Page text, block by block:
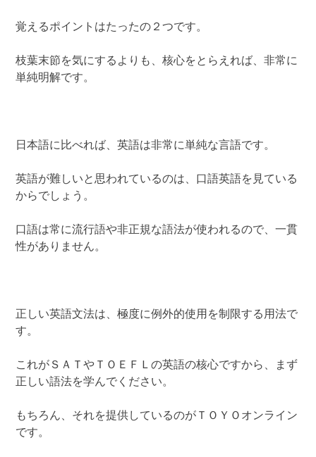
覚えるポイントはたったの２つです。
枝葉末節を気にするよりも、核心をとらえれば、非常に
単純明解です。
日本語に比べれば、英語は非常に単純な言語です。
英語が難しいと思われているのは、口語英語を見ている
からでしょう。
口語は常に流行語や非正規な語法が使われるので、一貫
性がありません。
正しい英語文法は、極度に例外的使用を制限する用法で
す。
これがＳＡＴやＴＯＥＦＬの英語の核心ですから、まず
正しい語法を学んでください。
もちろん、それを提供しているのがＴＯＹＯオンライン
です。